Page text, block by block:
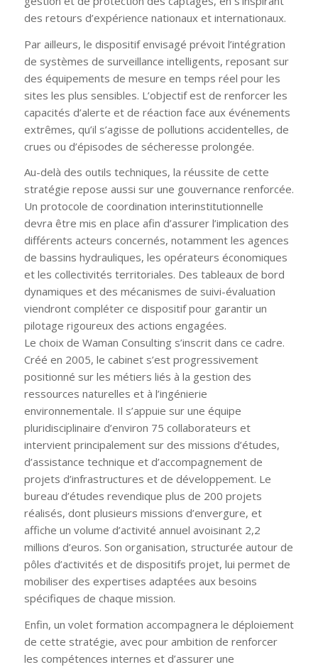
des retours d’expérience nationaux et internationaux.
Par ailleurs, le dispositif envisagé prévoit l’intégration
de systèmes de surveillance intelligents, reposant sur
des équipements de mesure en temps réel pour les
sites les plus sensibles. L’objectif est de renforcer les
capacités d’alerte et de réaction face aux événements
extrêmes, qu’il s’agisse de pollutions accidentelles, de
crues ou d’épisodes de sécheresse prolongée.
Au-delà des outils techniques, la réussite de cette
stratégie repose aussi sur une gouvernance renforcée.
Un protocole de coordination interinstitutionnelle
devra être mis en place afin d’assurer l’implication des
différents acteurs concernés, notamment les agences
de bassins hydrauliques, les opérateurs économiques
et les collectivités territoriales. Des tableaux de bord
dynamiques et des mécanismes de suivi-évaluation
viendront compléter ce dispositif pour garantir un
pilotage rigoureux des actions engagées.
Le choix de Waman Consulting s’inscrit dans ce cadre.
Créé en 2005, le cabinet s’est progressivement
positionné sur les métiers liés à la gestion des
ressources naturelles et à l’ingénierie
environnementale. Il s’appuie sur une équipe
pluridisciplinaire d’environ 75 collaborateurs et
intervient principalement sur des missions d’études,
d’assistance technique et d’accompagnement de
projets d’infrastructures et de développement. Le
bureau d’études revendique plus de 200 projets
réalisés, dont plusieurs missions d’envergure, et
affiche un volume d’activité annuel avoisinant 2,2
millions d’euros. Son organisation, structurée autour de
pôles d’activités et de dispositifs projet, lui permet de
mobiliser des expertises adaptées aux besoins
spécifiques de chaque mission.
Enfin, un volet formation accompagnera le déploiement
de cette stratégie, avec pour ambition de renforcer
les compétences internes et d’assurer une